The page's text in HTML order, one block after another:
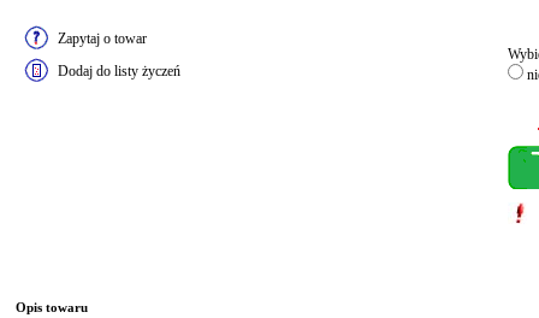
Zapytaj o towar
Dodaj do listy życzeń
Opis towaru